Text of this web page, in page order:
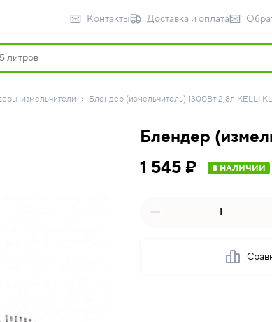
Контакты Доставка и оплата
измельчители Блендер (измельчитель) 1300Вт 2,8л KELLI
Блендер
1 545 ₽
В НАЛИЧИИ